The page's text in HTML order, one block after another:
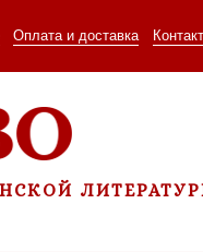
Оплата и доставка